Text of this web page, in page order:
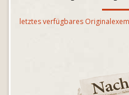
letztes verfügbares